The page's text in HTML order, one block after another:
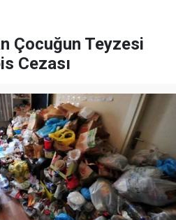
Çocuğun Teyzesi
Cezası